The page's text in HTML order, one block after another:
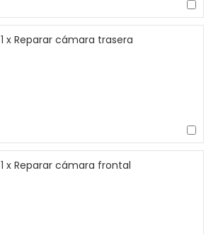
1 x Reparar cámara trasera
1 x Reparar cámara frontal